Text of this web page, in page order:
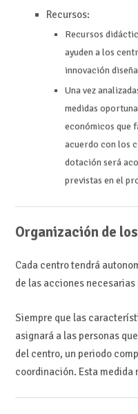
Recursos:
Recursos
ayuden a los
innovación
Una vez
medidas
económicos que
acuerdo con los
dotación será
previstas en el
Organización de
Cada centro tendrá
de las acciones
Siempre que las
asignará a las personas
del centro, un periodo
coordinación. Esta medida